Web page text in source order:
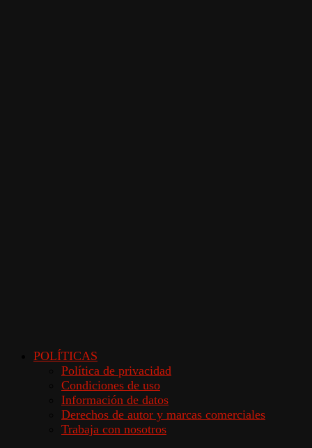
POLÍTICAS
Política de privacidad
Condiciones de uso
Información de datos
Derechos de autor y marcas comerciales
Trabaja con nosotros